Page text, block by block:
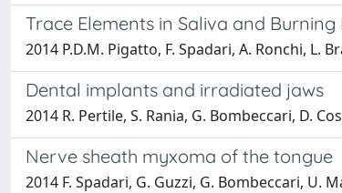
Trace Elements in Saliva and
2014 P.D.M. Pigatto, F. Spadari, A. Ronchi, L.
Dental implants and irradiated jaws
2014 R. Pertile, S. Rania, G. Bombeccari, D.
Nerve sheath myxoma of the tongue
2014 F. Spadari, G. Guzzi, G. Bombeccari, U.